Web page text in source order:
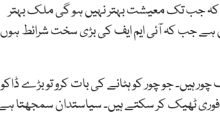
جب تک معیشت بہتر نہیں ہو گی ملک بہتر
ہے جب کہ آئی ایم ایف کی بڑی سخت شرائط ہوں
ہیں۔ جو چور کو ہٹانے کی بات کرو تو بڑے ڈاکو
ٹھیک کر سکتے ہیں۔ سیاستدان سمجھتا